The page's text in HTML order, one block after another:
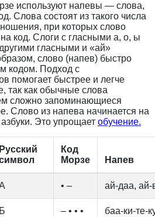
используют напевы — слова,
Слова состоят из такого числа
при которых слово
код. Слоги с гласными а, о, ы
гласными и «ай»
слово (напев) быстро
кодом. Подход с
помогает быстрее и легче
так как обычные слова
сложно запоминающиеся
Слово из напева начинается на
азбуки. Это упрощает обучение.
Русский
Код
Морзе
Напев
• – ай-даа, ай-
Б – • • • баа-ки-те-